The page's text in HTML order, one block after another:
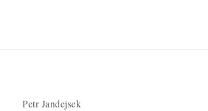
Petr Jandejsek